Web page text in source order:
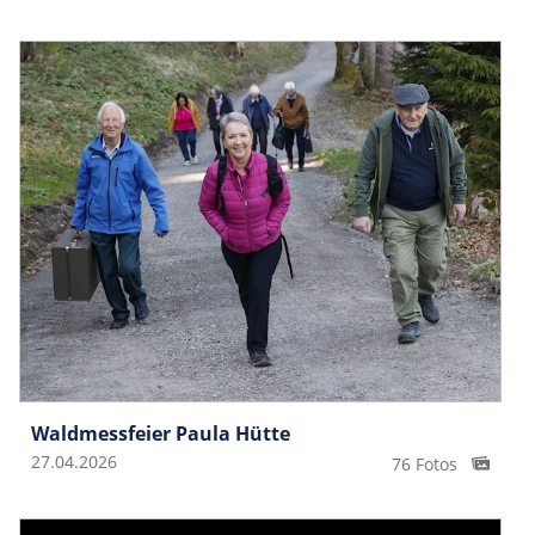
Waldmessfeier Paula Hütte
27.04.2026 76 Fotos